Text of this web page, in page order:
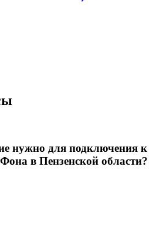
нужно для подключения к
в Пензенской области?